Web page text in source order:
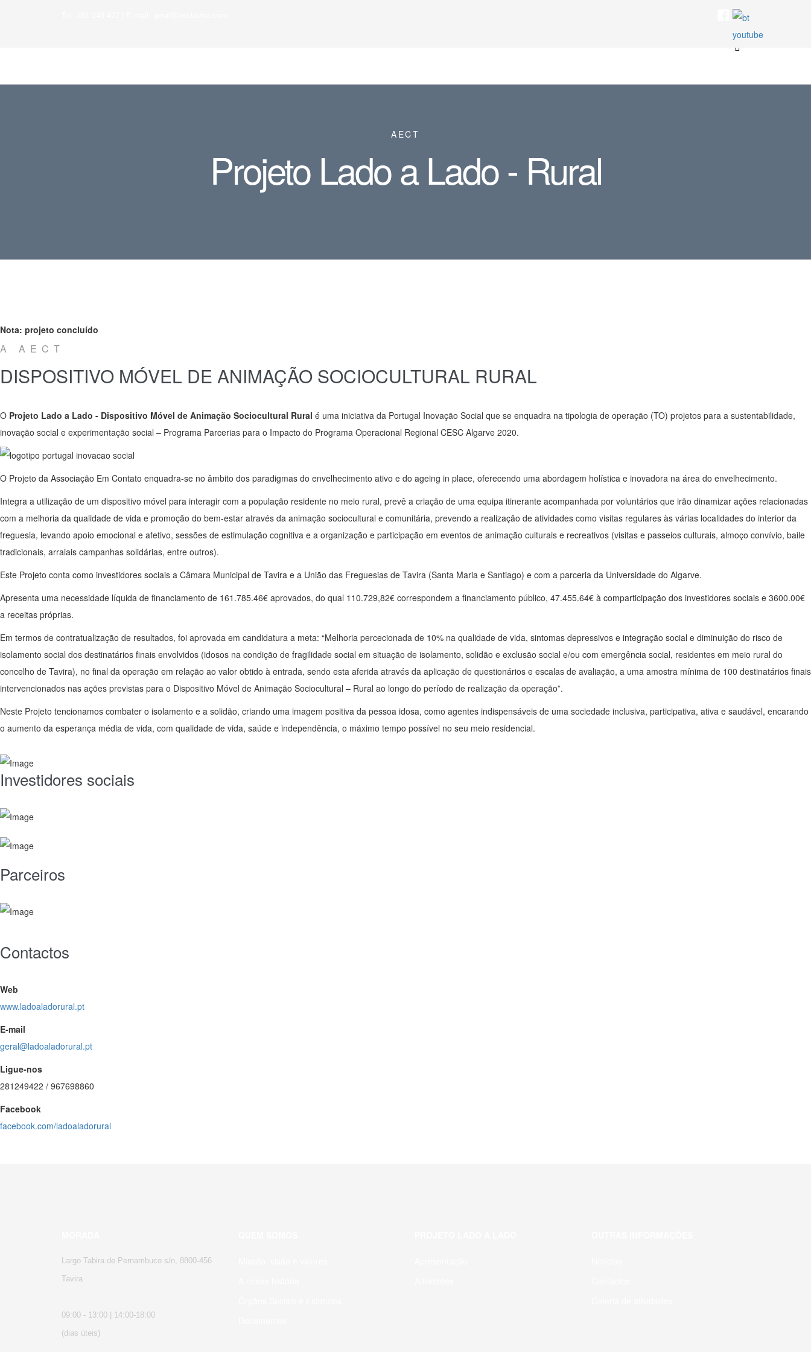
AECT
Projeto Lado a Lado - Rural
Nota: projeto concluído
A AECT
DISPOSITIVO MÓVEL DE ANIMAÇÃO SOCIOCULTURAL RURAL
O Projeto Lado a Lado - Dispositivo Móvel de Animação Sociocultural Rural é uma iniciativa da Portugal Inovação Social que se enquadra na tipologia de operação (TO) projetos para a sustentabilidade,
inovação social e experimentação social – Programa Parcerias para o Impacto do Programa Operacional Regional CESC Algarve 2020.
O Projeto da Associação Em Contato enquadra-se no âmbito dos paradigmas do envelhecimento ativo e do ageing in place, oferecendo uma abordagem holística e inovadora na área do envelhecimento.
Integra a utilização de um dispositivo móvel para interagir com a população residente no meio rural, prevê a criação de uma equipa itinerante acompanhada por voluntários que irão dinamizar ações relacionadas
com a melhoria da qualidade de vida e promoção do bem-estar através da animação sociocultural e comunitária, prevendo a realização de atividades como visitas regulares às várias localidades do interior da
freguesia, levando apoio emocional e afetivo, sessões de estimulação cognitiva e a organização e participação em eventos de animação culturais e recreativos (visitas e passeios culturais, almoço convívio, baile
tradicionais, arraiais campanhas solidárias, entre outros).
Este Projeto conta como investidores sociais a Câmara Municipal de Tavira e a União das Freguesias de Tavira (Santa Maria e Santiago) e com a parceria da Universidade do Algarve.
Apresenta uma necessidade líquida de financiamento de 161.785.46€ aprovados, do qual 110.729,82€ correspondem a financiamento público, 47.455.64€ à comparticipação dos investidores sociais e 3600.00€
a receitas próprias.
Em termos de contratualização de resultados, foi aprovada em candidatura a meta: “Melhoria percecionada de 10% na qualidade de vida, sintomas depressivos e integração social e diminuição do risco de
isolamento social dos destinatários finais envolvidos (idosos na condição de fragilidade social em situação de isolamento, solidão e exclusão social e/ou com emergência social, residentes em meio rural do
concelho de Tavira), no final da operação em relação ao valor obtido à entrada, sendo esta aferida através da aplicação de questionários e escalas de avaliação, a uma amostra mínima de 100 destinatários finais
intervencionados nas ações previstas para o Dispositivo Móvel de Animação Sociocultural – Rural ao longo do período de realização da operação”.
Neste Projeto tencionamos combater o isolamento e a solidão, criando uma imagem positiva da pessoa idosa, como agentes indispensáveis de uma sociedade inclusiva, participativa, ativa e saudável, encarando
o aumento da esperança média de vida, com qualidade de vida, saúde e independência, o máximo tempo possível no seu meio residencial.
Investidores sociais
Parceiros
Contactos
Web
www.ladoaladorural.pt
E-mail
geral@ladoaladorural.pt
Ligue-nos
281249422 / 967698860
Facebook
facebook.com/ladoaladorural
Largo Tabira de Pernambuco s/n, 8800-456
Tavira
09:00 - 13:00 | 14:00-18:00
(dias úteis)